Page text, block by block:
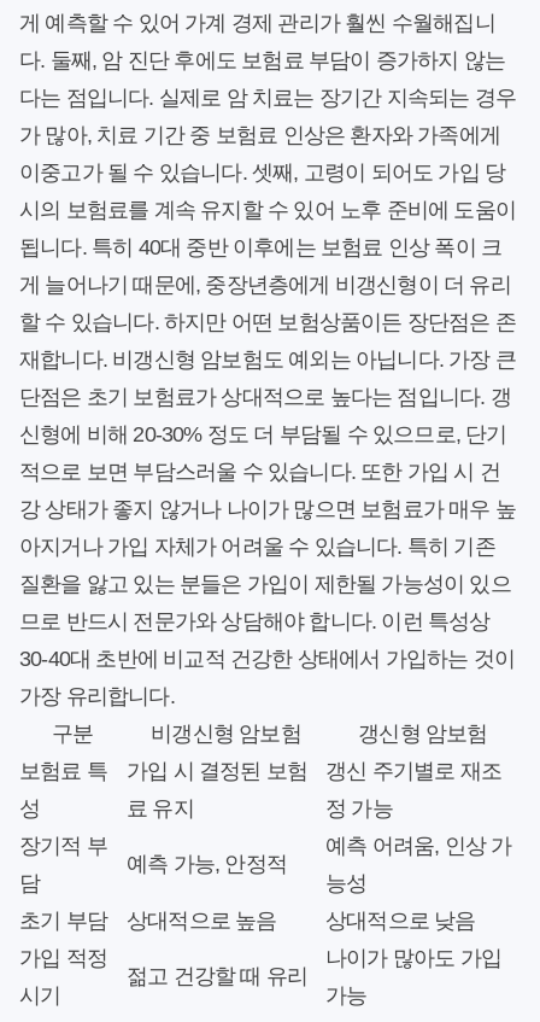
게 예측할 수 있어 가계 경제 관리가 훨씬 수월해집니
다. 둘째, 암 진단 후에도 보험료 부담이 증가하지 않는
다는 점입니다. 실제로 암 치료는 장기간 지속되는 경우
가 많아, 치료 기간 중 보험료 인상은 환자와 가족에게
이중고가 될 수 있습니다. 셋째, 고령이 되어도 가입 당
시의 보험료를 계속 유지할 수 있어 노후 준비에 도움이
됩니다. 특히 40대 중반 이후에는 보험료 인상 폭이 크
게 늘어나기 때문에, 중장년층에게 비갱신형이 더 유리
할 수 있습니다. 하지만 어떤 보험상품이든 장단점은 존
재합니다. 비갱신형 암보험도 예외는 아닙니다. 가장 큰
단점은 초기 보험료가 상대적으로 높다는 점입니다. 갱
신형에 비해 20-30% 정도 더 부담될 수 있으므로, 단기
적으로 보면 부담스러울 수 있습니다. 또한 가입 시 건
강 상태가 좋지 않거나 나이가 많으면 보험료가 매우 높
아지거나 가입 자체가 어려울 수 있습니다. 특히 기존
질환을 앓고 있는 분들은 가입이 제한될 가능성이 있으
므로 반드시 전문가와 상담해야 합니다. 이런 특성상
30-40대 초반에 비교적 건강한 상태에서 가입하는 것이
가장 유리합니다.
구분
비갱신형 암보험
갱신형 암보험
보험료 특
성
가입 시 결정된 보험
료 유지
갱신 주기별로 재조
정 가능
장기적 부
담
예측 가능, 안정적
예측 어려움, 인상 가
능성
초기 부담
상대적으로 높음
상대적으로 낮음
가입 적정
시기
젊고 건강할 때 유리
나이가 많아도 가입
가능